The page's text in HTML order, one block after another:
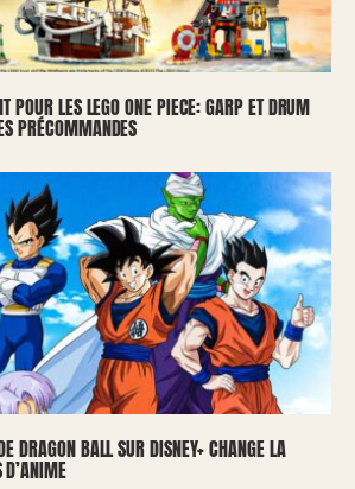
POUR LES LEGO ONE PIECE: GARP ET DRUM
PRÉCOMMANDES
DRAGON BALL SUR DISNEY+ CHANGE LA
D’ANIME